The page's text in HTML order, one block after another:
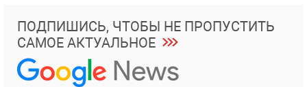
ПОДПИШИСЬ, ЧТОБЫ НЕ ПРОПУСТИТЬ
САМОЕ АКТУАЛЬНОЕ